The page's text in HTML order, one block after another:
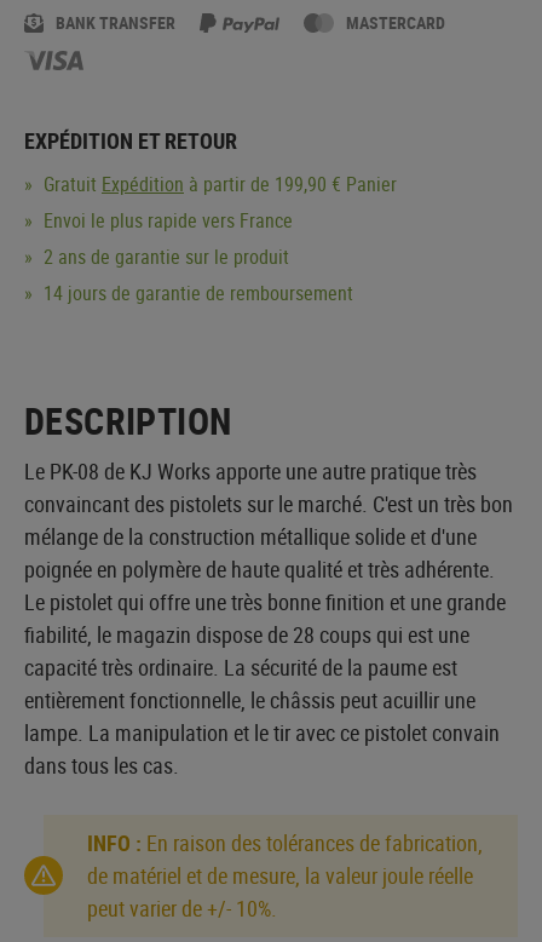
BANK TRANSFER MASTERCARD
EXPÉDITION ET RETOUR
Gratuit Expédition à partir de 199,90 € Panier
Envoi le plus rapide vers France
2 ans de garantie sur le produit
14 jours de garantie de remboursement
DESCRIPTION
Le PK-08 de KJ Works apporte une autre pratique très
convaincant des pistolets sur ​​le marché. C'est un très bon
mélange de la construction métallique solide et d'une
poignée en polymère de haute qualité et très adhérente.
Le pistolet qui offre une très bonne finition et une grande
fiabilité, le magazin dispose de 28 coups qui est une
capacité très ordinaire. La sécurité de la paume est
entièrement fonctionnelle, le châssis peut acuillir une
lampe. La manipulation et le tir avec ce pistolet convain
dans tous les cas.
INFO : En raison des tolérances de fabrication,
de matériel et de mesure, la valeur joule réelle
peut varier de +/- 10%.